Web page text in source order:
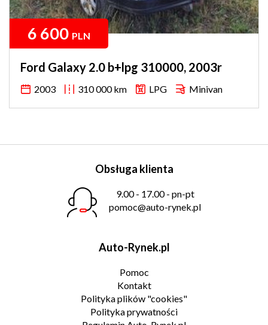
6 600 PLN
Ford Galaxy 2.0 b+lpg 310000, 2003r
2003 310 000 km LPG Minivan
Obsługa klienta
9.00 - 17.00 - pn-pt
pomoc@auto-rynek.pl
Auto-Rynek.pl
Pomoc
Kontakt
Polityka plików "cookies"
Polityka prywatności